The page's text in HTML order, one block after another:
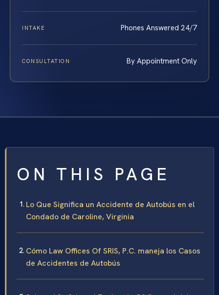
INTAKE Phones Answered 24/7
CONSULTATION By Appointment Only
ON THIS PAGE
Lo Que Significa un Accidente de Autobús en el
Condado de Caroline, Virginia
Cómo Law Offices Of SRIS, P.C. maneja los Casos
de Accidentes de Autobús